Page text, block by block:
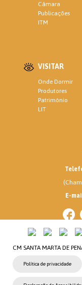
Câmara
Publicações
ITM
VISITAR
Onde Dormir
Produtores
Património
LIT
E-
CM SANTA MARTA DE
Política de privacidade